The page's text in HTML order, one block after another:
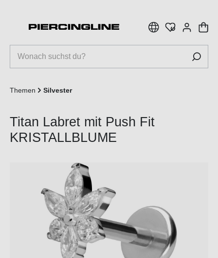
Themen Silvester
Titan Labret mit Push Fit
KRISTALLBLUME